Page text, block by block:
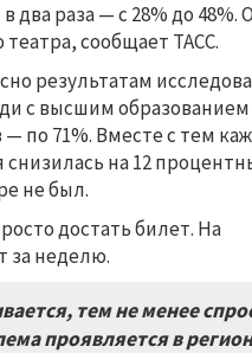
раза — с 28% до 48%.
сообщает ТАСС.
результатам
с высшим
по 71%. Вместе с тем
на 12
не был.
достать билет. На
за неделю.
тем не менее
проявляется в